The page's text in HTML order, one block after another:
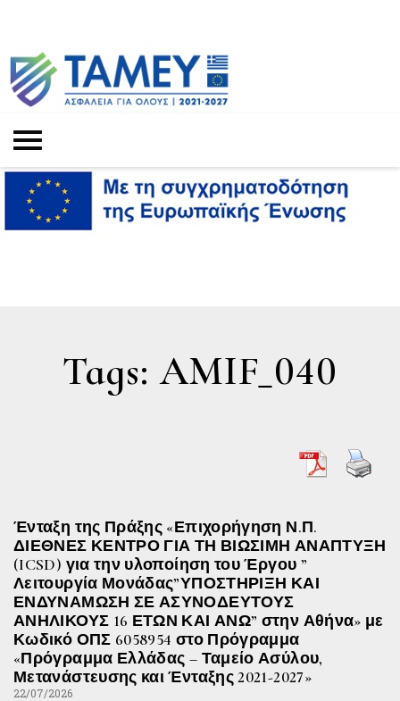
Tags: AMIF_040
Ένταξη της Πράξης «Επιχορήγηση Ν.Π.
ΔΙΕΘΝΕΣ ΚΕΝΤΡΟ ΓΙΑ ΤΗ ΒΙΩΣΙΜΗ ΑΝΑΠΤΥΞΗ
(ICSD) για την υλοποίηση του Έργου ”
Λειτουργία Μονάδας”ΥΠΟΣΤΗΡΙΞΗ ΚΑΙ
ΕΝΔΥΝΑΜΩΣΗ ΣΕ ΑΣΥΝΟΔΕΥΤΟΥΣ
ΑΝΗΛΙΚΟΥΣ 16 ΕΤΩΝ ΚΑΙ ΑΝΩ” στην Αθήνα» με
Κωδικό ΟΠΣ 6058954 στο Πρόγραμμα
«Πρόγραμμα Ελλάδας – Ταμείο Ασύλου,
Μετανάστευσης και Ένταξης 2021-2027»
22/07/2026